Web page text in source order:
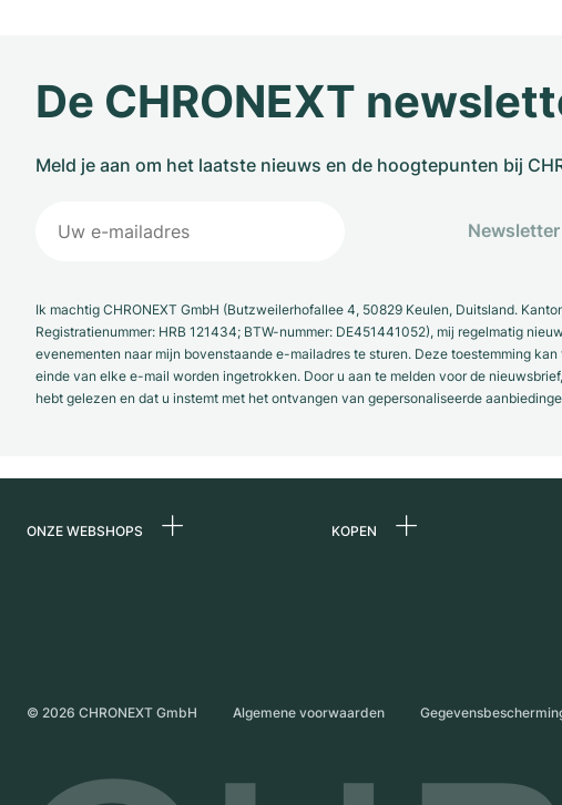
De CHRONEXT
Meld je aan om het laatste nieuws en de hoogtepunten bij
Ik machtig CHRONEXT GmbH (Butzweilerhofallee 4, 50829 Keulen, Duitsland.
Registratienummer: HRB 121434; BTW-nummer: DE451441052), mij regelmatig
evenementen naar mijn bovenstaande e-mailadres te sturen. Deze toestemming
einde van elke e-mail worden ingetrokken. Door u aan te melden voor de
hebt gelezen en dat u instemt met het ontvangen van gepersonaliseerde
ONZE WEBSHOPS KOPEN
© 2026 CHRONEXT GmbH Algemene voorwaarden